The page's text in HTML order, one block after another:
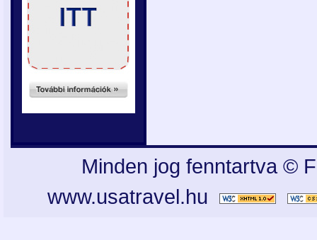
Minden jog fenntartva ©
www.usatravel.hu